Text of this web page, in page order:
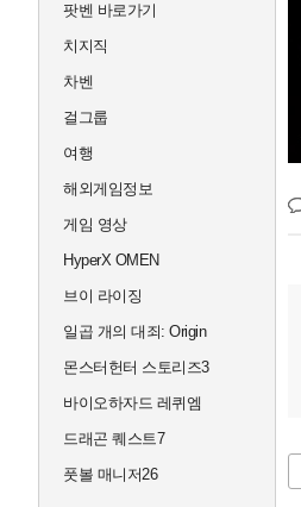
팟벤 바로가기
치지직
차벤
걸그룹
여행
해외게임정보
게임 영상
HyperX OMEN
브이 라이징
일곱 개의 대죄: Origin
몬스터헌터 스토리즈3
바이오하자드 레퀴엠
드래곤 퀘스트7
풋볼 매니저26